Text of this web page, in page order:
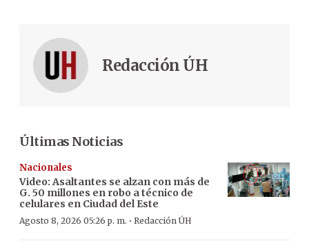
Redacción ÚH
Últimas Noticias
Nacionales
Video: Asaltantes se alzan con más de
G. 50 millones en robo a técnico de
celulares en Ciudad del Este
Agosto 8, 2026 05:26 p. m. · Redacción ÚH